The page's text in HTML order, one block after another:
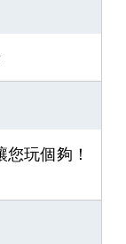
玩個夠！